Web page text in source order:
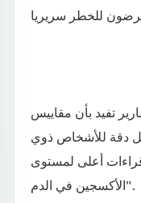
تفيد بأن مقاييس
دقة للأشخاص ذوي
قراءات أعلى لمستوى
الأكسجين في الدم".